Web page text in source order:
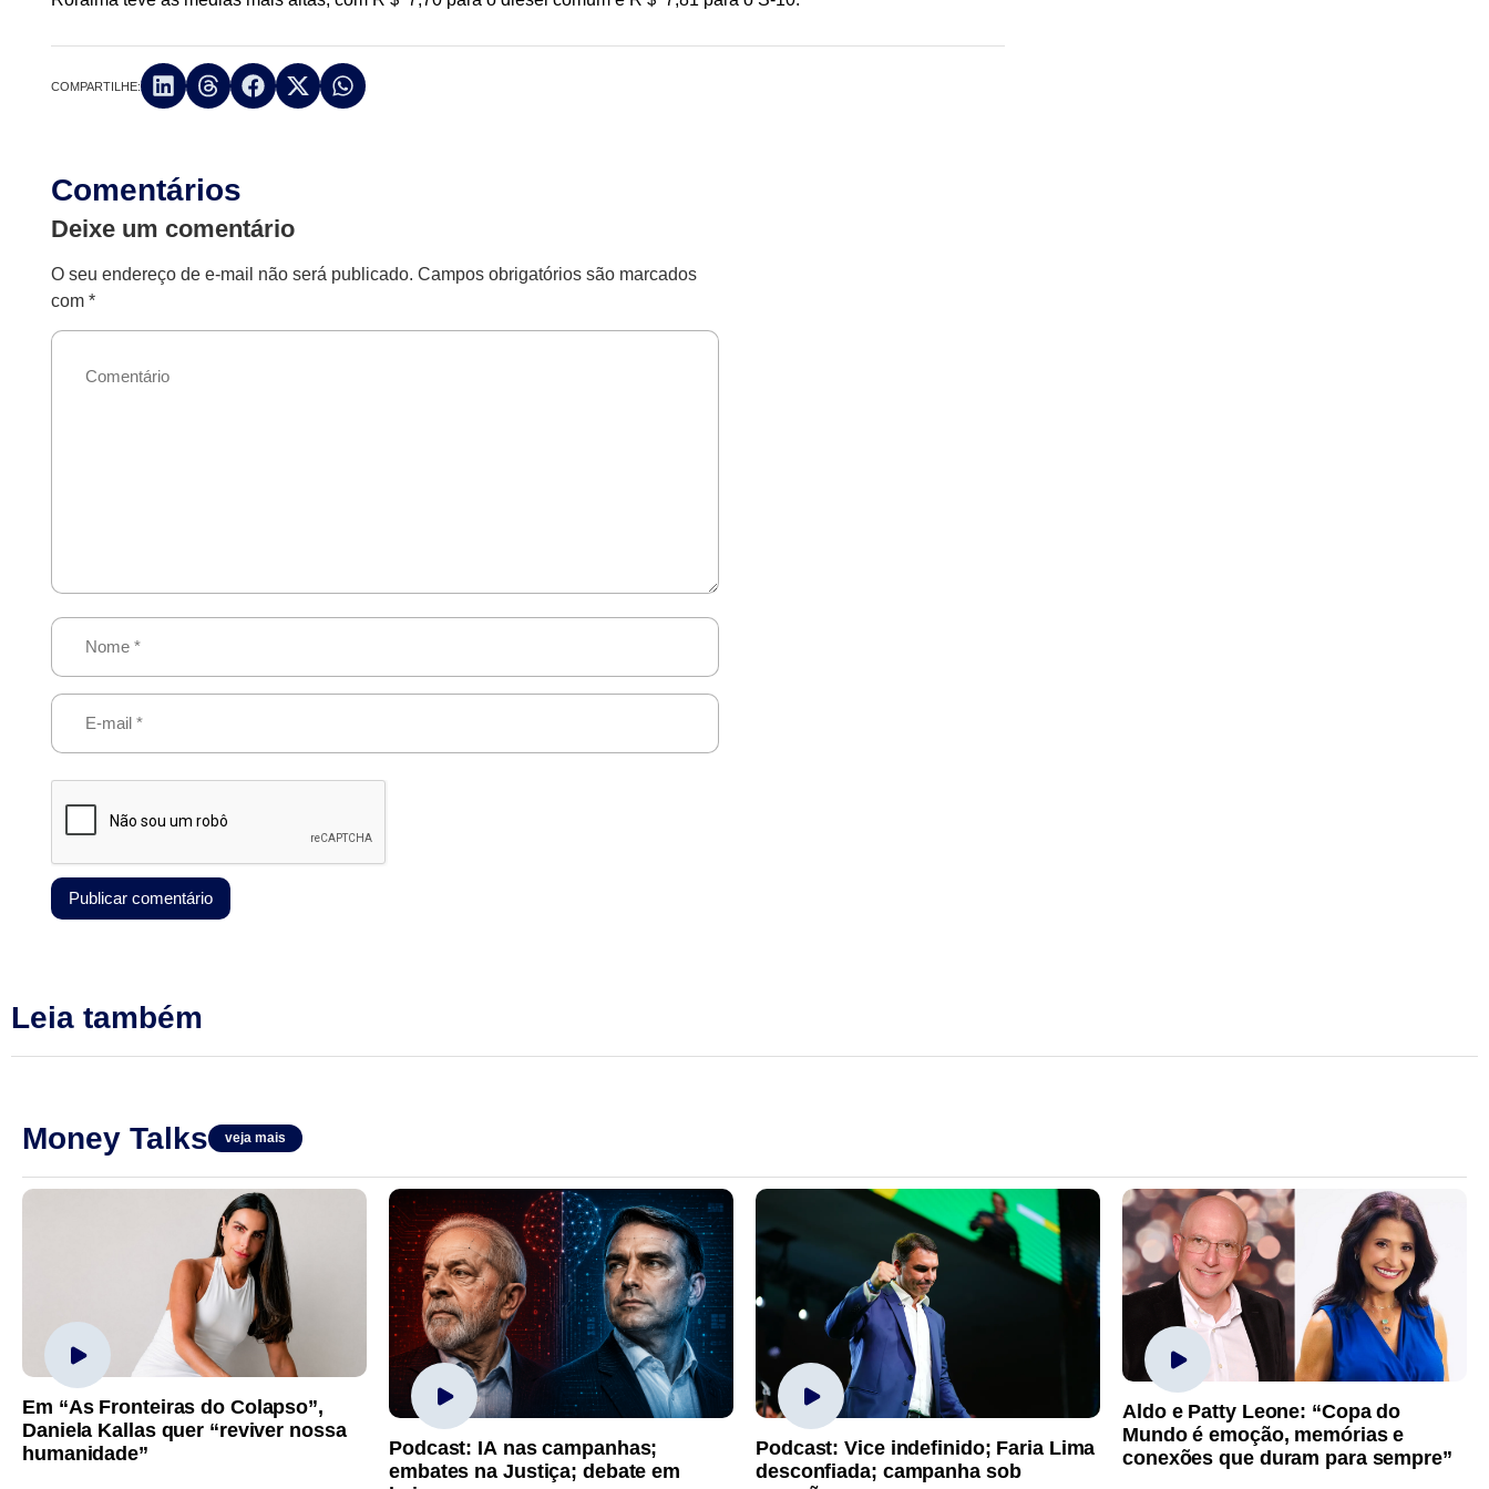
COMPARTILHE:
Comentários
Deixe um comentário
O seu endereço de e-mail não será publicado. Campos obrigatórios são marcados
com*
Leia também
Money Talks veja mais
Em “As Fronteiras do Colapso”,
Daniela Kallas quer “reviver nossa
humanidade”
Podcast: IA nas campanhas;
embates na Justiça; debate em
Podcast: Vice indefinido; Faria Lima
desconfiada; campanha sob
Aldo e Patty Leone: “Copa do
Mundo é emoção, memórias e
conexões que duram para sempre”